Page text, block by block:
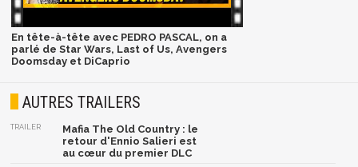
En tête-à-tête avec PEDRO PASCAL, on a
parlé de Star Wars, Last of Us, Avengers
Doomsday et DiCaprio
AUTRES TRAILERS
TRAILER
Mafia The Old Country : le
retour d'Ennio Salieri est
au cœur du premier DLC